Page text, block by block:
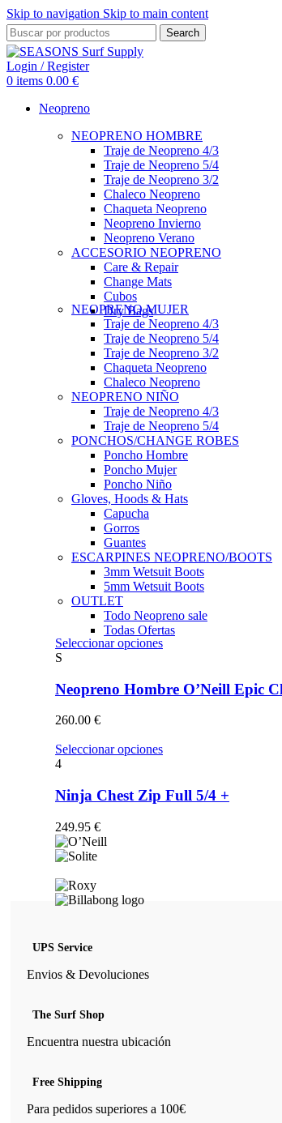
Skip to navigation Skip to main content
Search
Login / Register
0 items 0.00 €
Neopreno
NEOPRENO HOMBRE
Traje de Neopreno 4/3
Traje de Neopreno 5/4
Traje de Neopreno 3/2
Chaleco Neopreno
Chaqueta Neopreno
Neopreno Invierno
Neopreno Verano
ACCESORIO NEOPRENO
Care & Repair
Change Mats
Cubos
Dry Bags
NEOPRENO MUJER
Traje de Neopreno 4/3
Traje de Neopreno 5/4
Traje de Neopreno 3/2
Chaqueta Neopreno
Chaleco Neopreno
NEOPRENO NIÑO
Traje de Neopreno 4/3
Traje de Neopreno 5/4
PONCHOS/CHANGE ROBES
Poncho Hombre
Poncho Mujer
Poncho Niño
Gloves, Hoods & Hats
Capucha
Gorros
Guantes
ESCARPINES NEOPRENO/BOOTS
3mm Wetsuit Boots
5mm Wetsuit Boots
OUTLET
Todo Neopreno sale
Todas Ofertas
Seleccionar opcionesEste
múltiples
variantes.
se
pueden
en
la
S
Neopreno Hombre O’Neill Epic
260.00 €
Seleccionar opcionesEste
múltiples
variantes.
4
Ninja Chest Zip Full 5/4 +
249.95 €
UPS Service
Envios & Devoluciones
The Surf Shop
Encuentra nuestra ubicación
Free Shipping
Para pedidos superiores a 100€